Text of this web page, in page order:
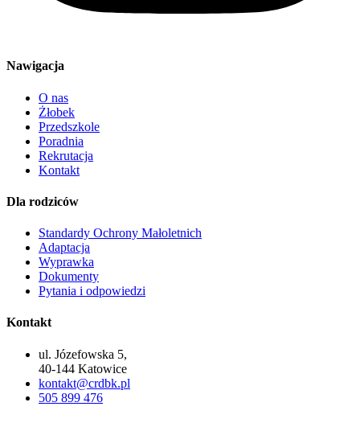
Nawigacja
O nas
Żłobek
Przedszkole
Poradnia
Rekrutacja
Kontakt
Dla rodziców
Standardy Ochrony Małoletnich
Adaptacja
Wyprawka
Dokumenty
Pytania i odpowiedzi
Kontakt
ul. Józefowska 5,
40-144 Katowice
kontakt@crdbk.pl
505 899 476